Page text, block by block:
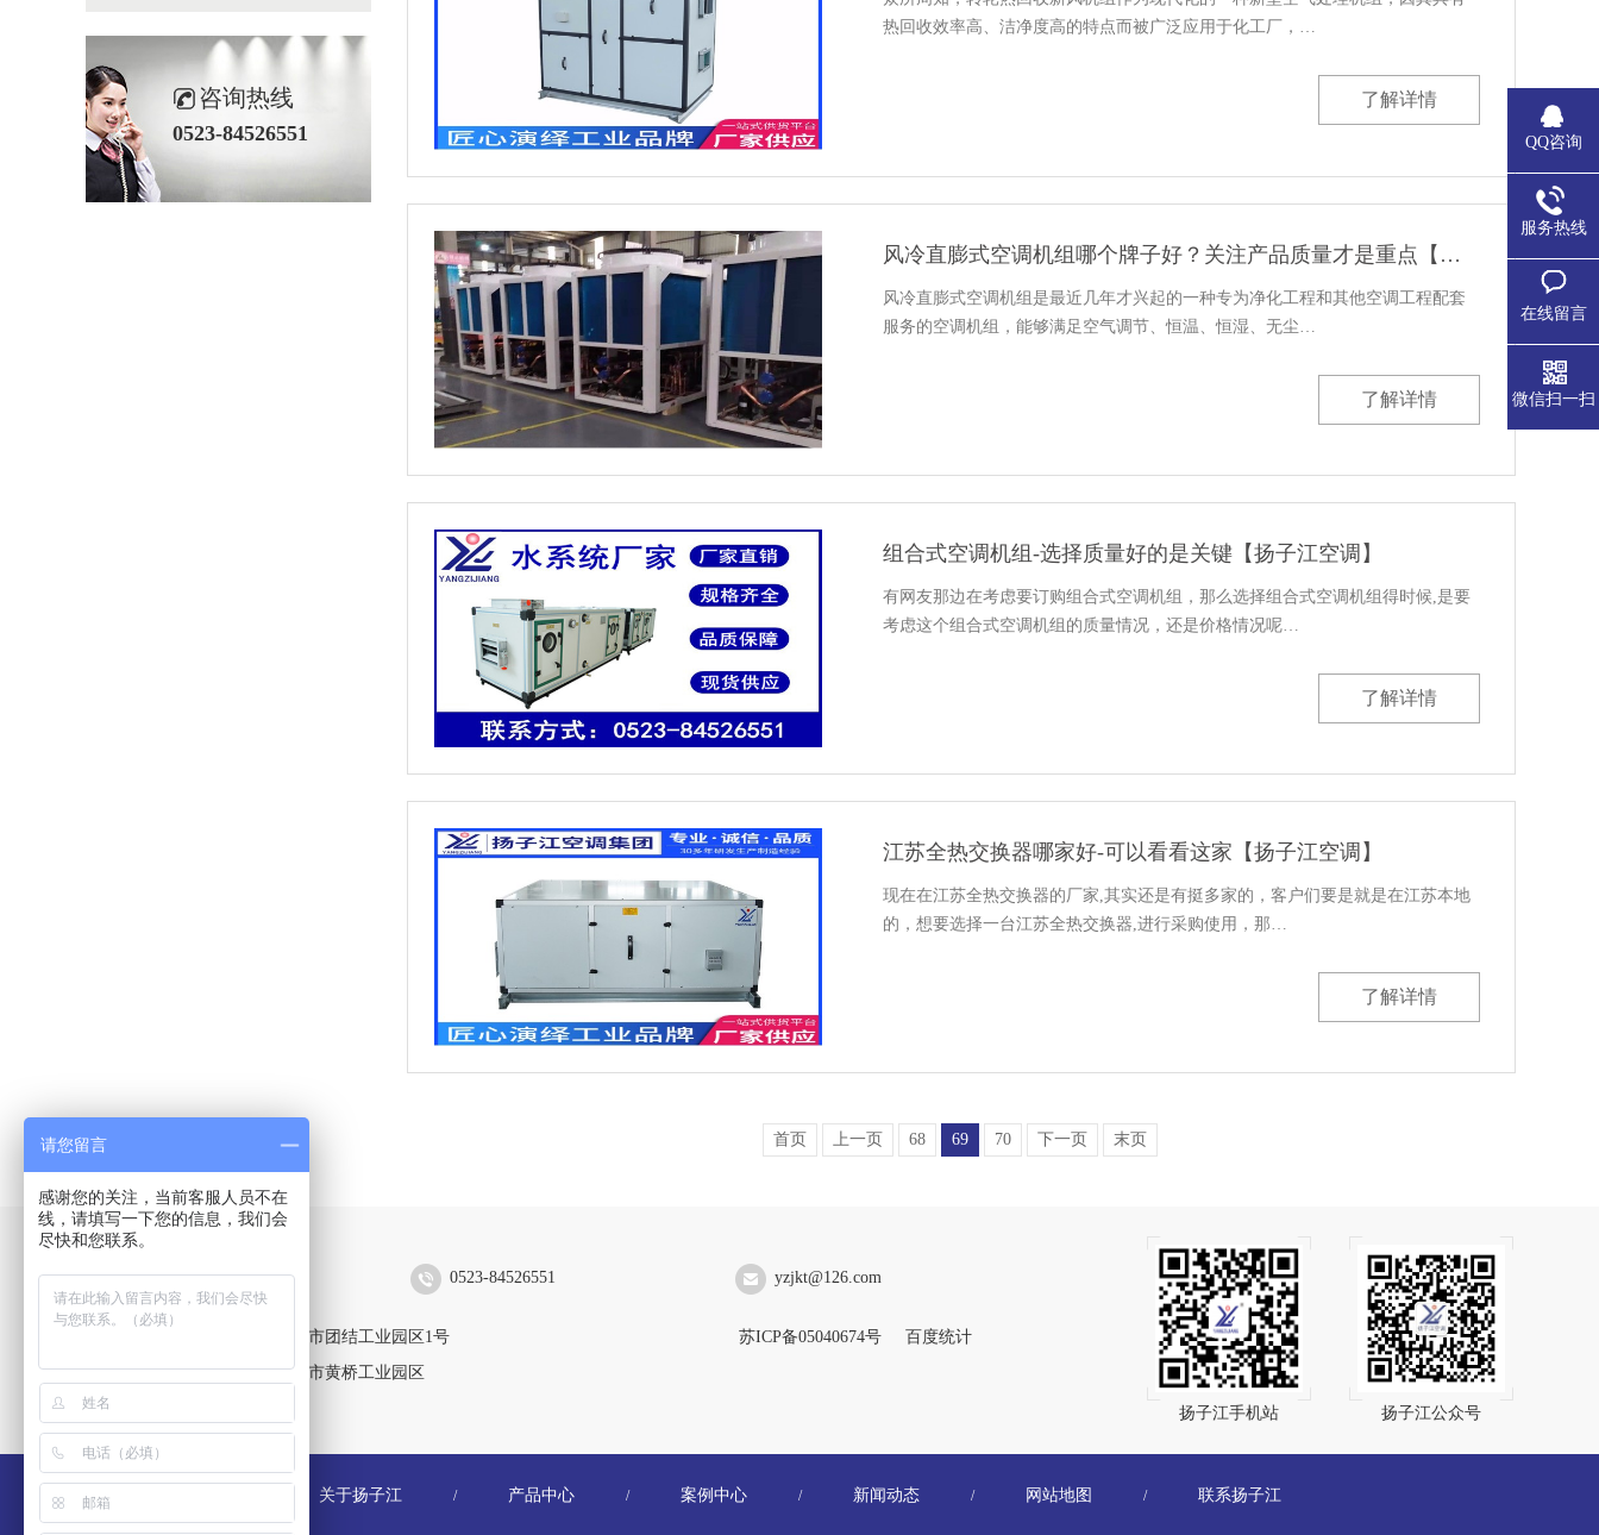
咨询热线
0523-84526551
热回收效率高、洁净度高的特点而被广泛应用于化工厂，…
了解详情
风冷直膨式空调机组哪个牌子好？关注产品质量才是重点【扬子江空调】
风冷直膨式空调机组是最近几年才兴起的一种专为净化工程和其他空调工程配套
服务的空调机组，能够满足空气调节、恒温、恒湿、无尘…
了解详情
组合式空调机组-选择质量好的是关键【扬子江空调】
有网友那边在考虑要订购组合式空调机组，那么选择组合式空调机组得时候,是要
考虑这个组合式空调机组的质量情况，还是价格情况呢…
了解详情
江苏全热交换器哪家好-可以看看这家【扬子江空调】
现在在江苏全热交换器的厂家,其实还是有挺多家的，客户们要是就是在江苏本地
的，想要选择一台江苏全热交换器,进行采购使用，那…
了解详情
首页 上一页 68 69 70 下一页 末页
扬子江空调集团有限公司 0523-84526551 yzjkt@126.com
靖江生产区：江苏省靖江市团结工业园区1号
黄桥生产区：江苏省泰兴市黄桥工业园区
苏ICP备05040674号 百度统计
扬子江手机站 扬子江公众号
关于扬子江 / 产品中心 / 案例中心 / 新闻动态 / 网站地图 / 联系扬子江
QQ咨询
服务热线
在线留言
微信扫一扫
请您留言
感谢您的关注，当前客服人员不在
线，请填写一下您的信息，我们会
尽快和您联系。